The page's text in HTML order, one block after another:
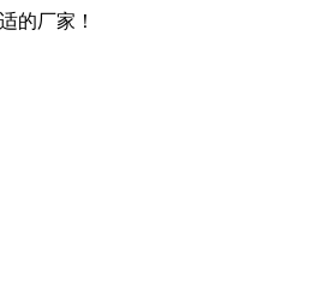
的厂家！